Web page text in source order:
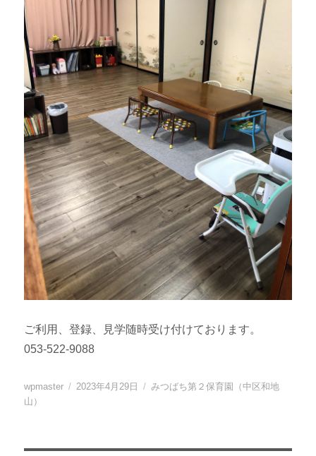
ご利用、登録、見学随時受け付けております。
053-522-9088
投
稿
wpmaster
投
2023年4月29日
カ
みつばち第２保育園（中区和地
山）